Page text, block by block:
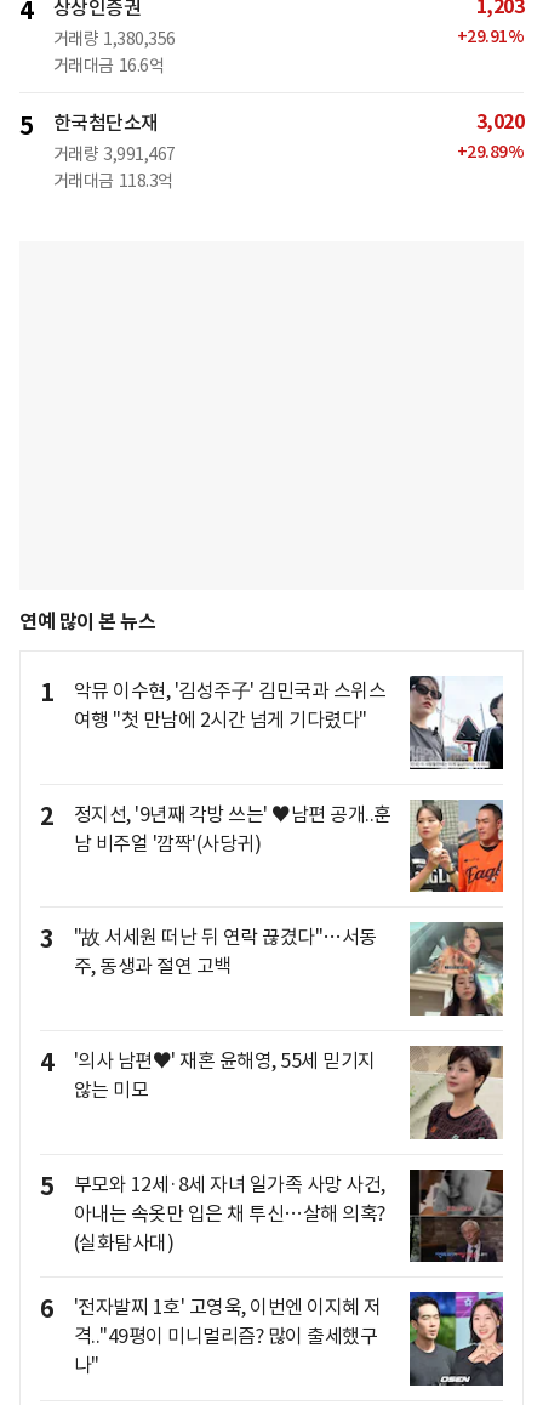
4 상상인증권
거래량 1,380,356
거래대금 16.6억
1,203
+29.91%
5 한국첨단소재
거래량 3,991,467
거래대금 118.3억
3,020
+29.89%
연예 많이 본 뉴스
1
악뮤 이수현, '김성주子' 김민국과 스위스
여행 "첫 만남에 2시간 넘게 기다렸다"
2
정지선, '9년째 각방 쓰는' ♥남편 공개..훈
남 비주얼 '깜짝'(사당귀)
3
"故 서세원 떠난 뒤 연락 끊겼다"…서동
주, 동생과 절연 고백
4
'의사 남편♥' 재혼 윤해영, 55세 믿기지
않는 미모
5
부모와 12세·8세 자녀 일가족 사망 사건,
아내는 속옷만 입은 채 투신…살해 의혹?
(실화탐사대)
6
'전자발찌 1호' 고영욱, 이번엔 이지혜 저
격.."49평이 미니멀리즘? 많이 출세했구
나"